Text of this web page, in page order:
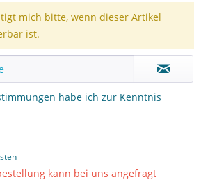
mich bitte, wenn dieser Artikel
ist.
habe ich zur Kenntnis
kann bei uns angefragt